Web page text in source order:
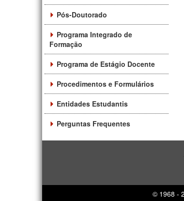
Pós-Doutorado
Programa Integrado de
Formação
Programa de Estágio Docente
Procedimentos e Formulários
Entidades Estudantis
Perguntas Frequentes
© 1968 -